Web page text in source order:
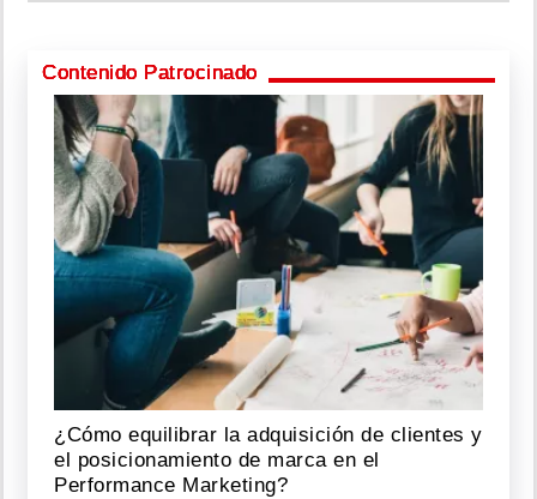
Contenido Patrocinado
¿Cómo equilibrar la adquisición de clientes y
el posicionamiento de marca en el
Performance Marketing?